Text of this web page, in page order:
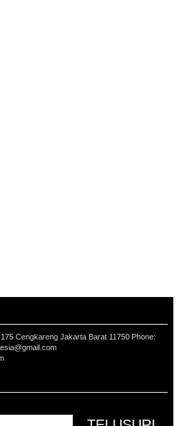
Cengkareng Jakarta Barat 11750 Phone: